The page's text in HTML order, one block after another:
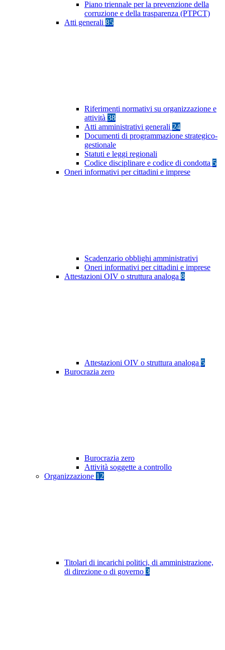
Piano triennale per la prevenzione della
corruzione e della trasparenza (PTPCT)
Atti generali 85
Riferimenti normativi su organizzazione e
attività 38
Atti amministrativi generali 24
Documenti di programmazione strategico-
gestionale
Statuti e leggi regionali
Codice disciplinare e codice di condotta 5
Oneri informativi per cittadini e imprese
Scadenzario obblighi amministrativi
Oneri informativi per cittadini e imprese
Attestazioni OIV o struttura analoga 8
Attestazioni OIV o struttura analoga 5
Burocrazia zero
Burocrazia zero
Attività soggette a controllo
Organizzazione 12
Titolari di incarichi politici, di amministrazione,
di direzione o di governo 3